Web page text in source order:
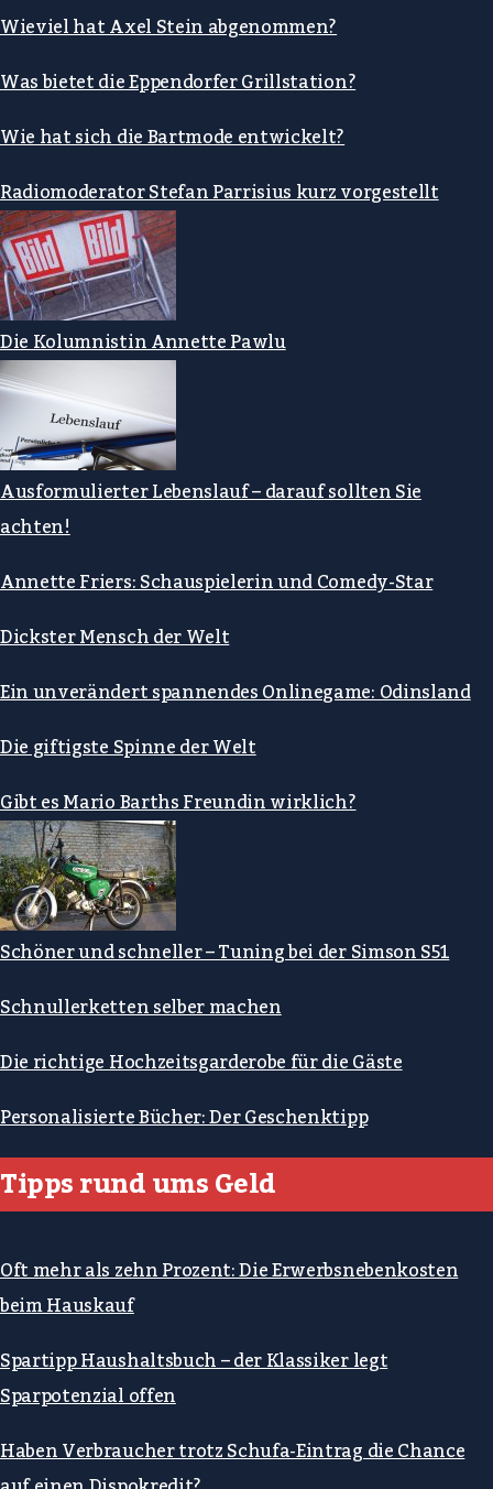
Wieviel hat Axel Stein abgenommen?
Was bietet die Eppendorfer Grillstation?
Wie hat sich die Bartmode entwickelt?
Radiomoderator Stefan Parrisius kurz vorgestellt
Die Kolumnistin Annette Pawlu
Ausformulierter Lebenslauf – darauf sollten Sie
achten!
Annette Friers: Schauspielerin und Comedy-Star
Dickster Mensch der Welt
Ein unverändert spannendes Onlinegame: Odinsland
Die giftigste Spinne der Welt
Gibt es Mario Barths Freundin wirklich?
Schöner und schneller – Tuning bei der Simson S51
Schnullerketten selber machen
Die richtige Hochzeitsgarderobe für die Gäste
Personalisierte Bücher: Der Geschenktipp
Tipps rund ums Geld
Oft mehr als zehn Prozent: Die Erwerbsnebenkosten
beim Hauskauf
Spartipp Haushaltsbuch – der Klassiker legt
Sparpotenzial offen
Haben Verbraucher trotz Schufa-Eintrag die Chance